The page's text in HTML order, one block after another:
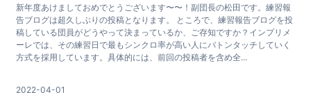
新年度あけましておめでとうございます〜〜！副団長の松田です。練習報
告ブログは超久しぶりの投稿となります。 ところで、練習報告ブログを投
稿している団員がどうやって決まっているか、ご存知ですか？インプリメ
ーレでは、その練習日で最もシンクロ率が高い人にバトンタッチしていく
方式を採用しています。具体的には、前回の投稿者を含め全...
2022-04-01